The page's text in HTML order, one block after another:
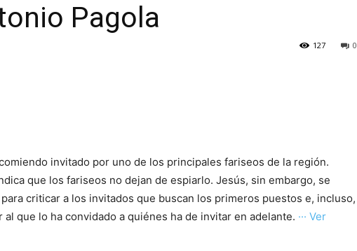
Pagola
0
127
invitado por uno de los principales fariseos de la región.
que los fariseos no dejan de espiarlo. Jesús, sin embargo, se
criticar a los invitados que buscan los primeros puestos e, incluso,
al que lo ha convidado a quiénes ha de invitar en adelante. ··· Ver